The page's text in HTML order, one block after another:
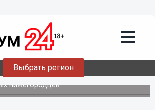
Выбрать регион
акции ко Дню
проходят на ГЖД
поддержку ветеранов железной
нижегородцев.